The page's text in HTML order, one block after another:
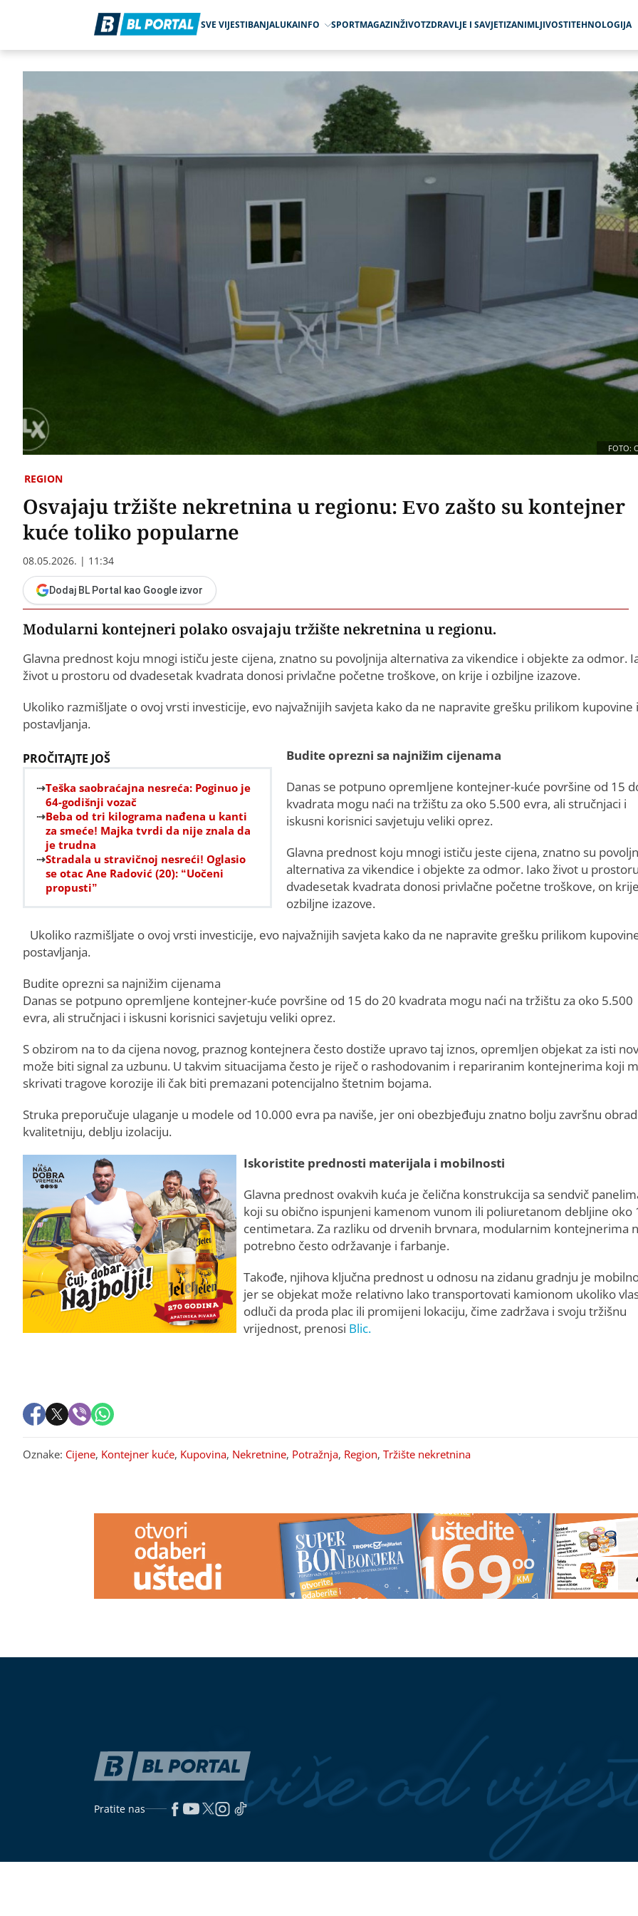
SVE VIJESTIBANJALUKAINFO SPORTMAGAZINŽIVOTZDRAVLJE I SAVJETIZANIMLJIVOSTITEHNOLOGIJA
FOTO:
REGION
Osvajaju tržište nekretnina u regionu: Evo zašto su kontejner
kuće toliko popularne
08.05.2026. | 11:34
Dodaj BL Portal kao Google izvor
Modularni kontejneri polako osvajaju tržište nekretnina u regionu.
Glavna prednost koju mnogi ističu jeste cijena, znatno su povoljnija alternativa za vikendice i objekte za odmor.
život u prostoru od dvadesetak kvadrata donosi privlačne početne troškove, on krije i ozbiljne izazove.
Ukoliko razmišljate o ovoj vrsti investicije, evo najvažnijih savjeta kako da ne napravite grešku prilikom kupovine i
postavljanja.
PROČITAJTE JOŠ
Teška saobraćajna nesreća: Poginuo je
64-godišnji vozač
Beba od tri kilograma nađena u kanti
za smeće! Majka tvrdi da nije znala da
je trudna
Stradala u stravičnoj nesreći! Oglasio
se otac Ane Radović (20): “Uočeni
propusti”
Budite oprezni sa najnižim cijenama
Danas se potpuno opremljene kontejner-kuće površine od 15
kvadrata mogu naći na tržištu za oko 5.500 evra, ali stručnjaci i
iskusni korisnici savjetuju veliki oprez.
Glavna prednost koju mnogi ističu jeste cijena, znatno su
alternativa za vikendice i objekte za odmor. Iako život u
dvadesetak kvadrata donosi privlačne početne troškove, on
ozbiljne izazove.
Ukoliko razmišljate o ovoj vrsti investicije, evo najvažnijih savjeta kako da ne napravite grešku prilikom
postavljanja.
Budite oprezni sa najnižim cijenama
Danas se potpuno opremljene kontejner-kuće površine od 15 do 20 kvadrata mogu naći na tržištu za oko 5.500
evra, ali stručnjaci i iskusni korisnici savjetuju veliki oprez.
S obzirom na to da cijena novog, praznog kontejnera često dostiže upravo taj iznos, opremljen objekat za isti
može biti signal za uzbunu. U takvim situacijama često je riječ o rashodovanim i repariranim kontejnerima koji
skrivati tragove korozije ili čak biti premazani potencijalno štetnim bojama.
Struka preporučuje ulaganje u modele od 10.000 evra pa naviše, jer oni obezbjeđuju znatno bolju završnu
kvalitetniju, deblju izolaciju.
Iskoristite prednosti materijala i mobilnosti
Glavna prednost ovakvih kuća je čelična konstrukcija sa sendvič
koji su obično ispunjeni kamenom vunom ili poliuretanom debljine oko
centimetara. Za razliku od drvenih brvnara, modularnim kontejnerima
potrebno često održavanje i farbanje.
Takođe, njihova ključna prednost u odnosu na zidanu gradnju je
jer se objekat može relativno lako transportovati kamionom ukoliko
odluči da proda plac ili promijeni lokaciju, čime zadržava i svoju tržišnu
vrijednost, prenosi Blic.
Oznake: Cijene, Kontejner kuće, Kupovina, Nekretnine, Potražnja, Region, Tržište nekretnina
raka
pakao na zemlji
Najbogatiji biznismen iz Srpske
GRADI NEBODER u Beogradu: Novi
zahtjev za "Mind Tower", kula će
Stalno ste umorni? Možda vam
nedostaje željezo: Evo koje
namirnice ga najviše sadrže
(FOTO) SAHRANJEN MILAN
Oca ministra pravde Srpske na
vječni počinak ispratili porodica,
prijatelji i zvaničnici